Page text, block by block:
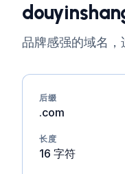
品牌感强的域名
后缀
.com
长度
16 字符